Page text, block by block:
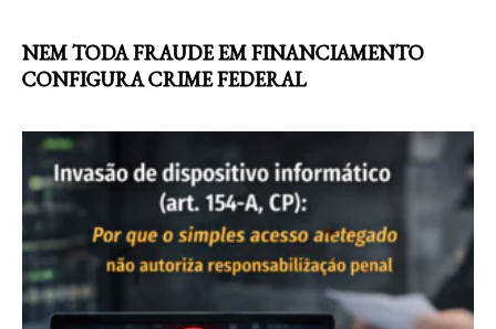
NEM TODA FRAUDE EM FINANCIAMENTO
CONFIGURA CRIME FEDERAL